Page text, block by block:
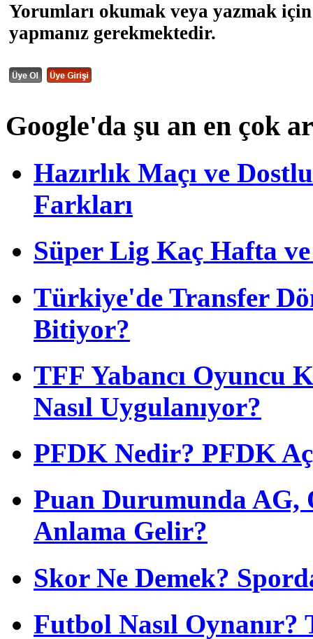
Yorumları okumak veya yazmak
yapmanız gerekmektedir.
Google'da şu an en çok
Hazırlık Maçı ve
Farkları
Süper Lig Kaç Hafta
Türkiye'de Transfer
Bitiyor?
TFF Yabancı Oyuncu
Nasıl Uygulanıyor?
PFDK Nedir? PFDK
Puan Durumunda AG,
Anlama Gelir?
Skor Ne Demek?
Futbol Nasıl